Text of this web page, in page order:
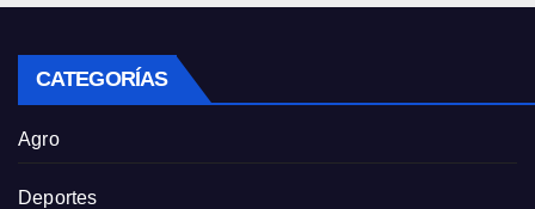
CATEGORÍAS
Agro
Deportes